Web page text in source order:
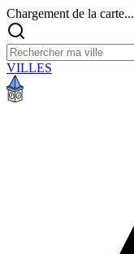
Chargement de la carte...
VILLES